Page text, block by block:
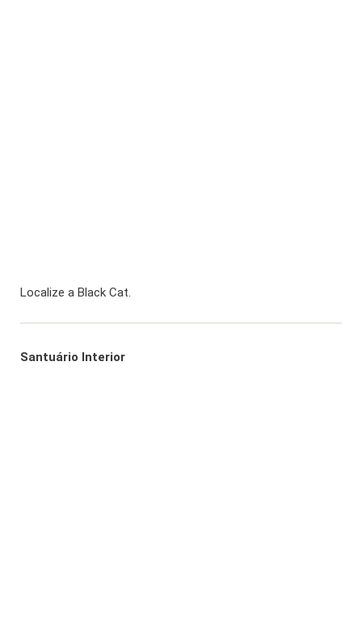
Localize a Black Cat.
Santuário Interior